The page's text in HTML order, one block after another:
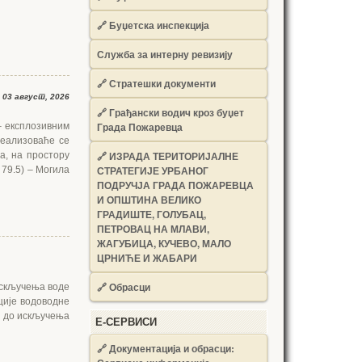
03 август, 2026
експлозивним
се
на простору
79.5) – Могила
воде
водоводне
до искључења
🔗Буџетска инспекција
Служба за интерну ревизију
🔗Стратешки документи
🔗Грађански водич кроз буџет
Града Пожаревца
🔗ИЗРАДА ТЕРИТОРИЈАЛНЕ
СТРАТЕГИЈЕ УРБАНОГ
ПОДРУЧЈА ГРАДА ПОЖАРЕВЦА
И ОПШТИНА ВЕЛИКО
ГРАДИШТЕ, ГОЛУБАЦ,
ПЕТРОВАЦ НА МЛАВИ,
ЖАГУБИЦА, КУЧЕВО, МАЛО
ЦРНИЋЕ И ЖАБАРИ
🔗Обрасци
Е-СЕРВИСИ
🔗 Документација и обрасци: